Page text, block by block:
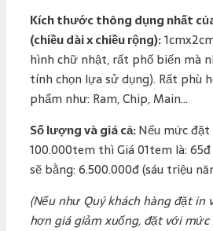
Kích thước thông dụng nhất
(chiều dài x chiều rộng):
hình chữ nhật, rất phố biến mà
tính chọn lựa sử dụng). Rất phù
phẩm như: Ram, Chip, Main…
Số lượng và giá cả:Nếu mức
100.000tem thì Giá 01tem là:
sẽ bằng: 6.500.000đ (sáu triệu
(Nếu như Quý khách hàng đặt
hơn giá giảm xuống, đặt với